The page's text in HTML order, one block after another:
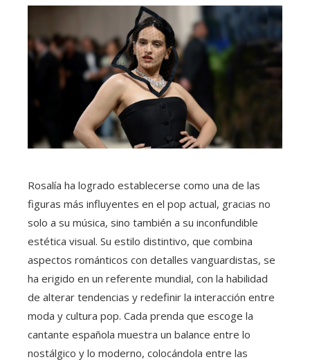
Rosalía ha logrado establecerse como una de las
figuras más influyentes en el pop actual, gracias no
solo a su música, sino también a su inconfundible
estética visual. Su estilo distintivo, que combina
aspectos románticos con detalles vanguardistas, se
ha erigido en un referente mundial, con la habilidad
de alterar tendencias y redefinir la interacción entre
moda y cultura pop. Cada prenda que escoge la
cantante española muestra un balance entre lo
nostálgico y lo moderno, colocándola entre las